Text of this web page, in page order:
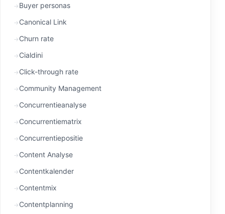
Buyer personas
Canonical Link
Churn rate
Cialdini
Click-through rate
Community Management
Concurrentieanalyse
Concurrentiematrix
Concurrentiepositie
Content Analyse
Contentkalender
Contentmix
Contentplanning